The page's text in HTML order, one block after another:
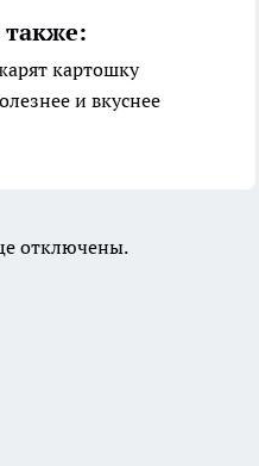
также:
картошку
и вкуснее
отключены.